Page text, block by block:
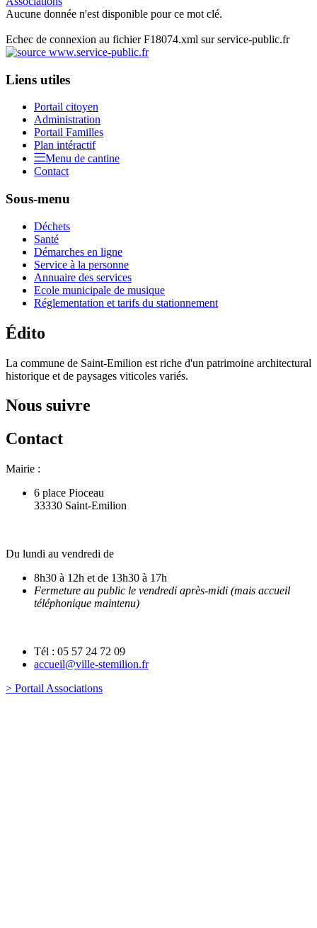
Aucune donnée n'est disponible pour ce mot clé.
Echec de connexion au fichier F18074.xml sur service-public.fr
Liens utiles
Portail citoyen
Administration
Portail Familles
Plan intéractif
Menu de cantine
Contact
Sous-menu
Déchets
Santé
Démarches en ligne
Service à la personne
Annuaire des services
Ecole municipale de musique
Réglementation et tarifs du stationnement
Édito
La commune de Saint-Emilion est riche d'un patrimoine architectural
historique et de paysages viticoles variés.
Nous suivre
Contact
Mairie :
6 place Pioceau
33330 Saint-Emilion
Du lundi au vendredi de
8h30 à 12h et de 13h30 à 17h
Fermeture au public le vendredi après-midi (mais accueil
téléphonique maintenu)
Tél : 05 57 24 72 09
accueil@ville-stemilion.fr
> Portail Associations